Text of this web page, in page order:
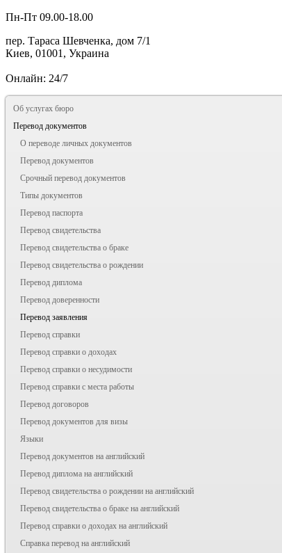
Пн-Пт 09.00-18.00
пер. Тараса Шевченка, дом 7/1
Киев, 01001, Украина
Онлайн: 24/7
Об услугах бюро
Перевод документов
О переводе личных документов
Перевод документов
Срочный перевод документов
Типы документов
Перевод паспорта
Перевод свидетельства
Перевод свидетельства о браке
Перевод свидетельства о рождении
Перевод диплома
Перевод доверенности
Перевод заявления
Перевод справки
Перевод справки о доходах
Перевод справки о несудимости
Перевод справки с места работы
Перевод договоров
Перевод документов для визы
Языки
Перевод документов на английский
Перевод диплома на английский
Перевод свидетельства о рождении на английский
Перевод свидетельства о браке на английский
Перевод справки о доходах на английский
Справка перевод на английский